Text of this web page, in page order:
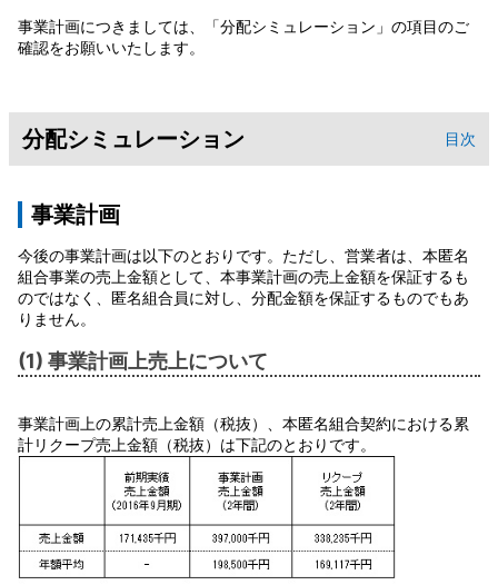
事業計画につきましては、「分配シミュレーション」の項目のご
確認をお願いいたします。
分配シミュレーション 目次
事業計画
今後の事業計画は以下のとおりです。ただし、営業者は、本匿名
組合事業の売上金額として、本事業計画の売上金額を保証するも
のではなく、匿名組合員に対し、分配金額を保証するものでもあ
りません。
(1) 事業計画上売上について
事業計画上の累計売上金額（税抜）、本匿名組合契約における累
計リクープ売上金額（税抜）は下記のとおりです。